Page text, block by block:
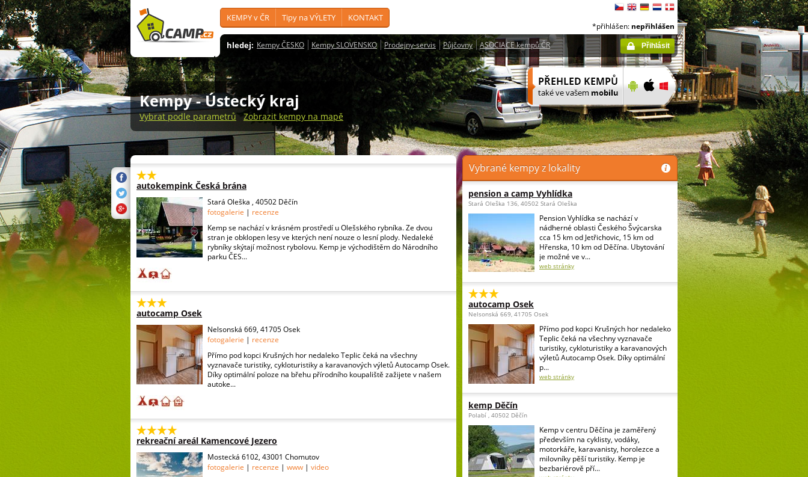
KEMPY v ČR Tipy na VÝLETY KONTAKT
hledej: Kempy ČESKO Kempy SLOVENSKO Prodejny-servis Půjčovny ASOCIACE kempů ČR
*přihlášen: nepřihlášen
Přihlásit
Kempy - Ústecký kraj
Vybrat podle parametrů Zobrazit kempy na mapě
autokempink Česká brána
Stará Oleška , 40502 Děčín
fotogalerie | recenze
Kemp se nachází v krásném prostředí u Olešského rybníka. Ze dvou
stran je obklopen lesy ve kterých není nouze o lesní plody. Nedaleké
rybníky skýtají možnost rybolovu. Kemp je východištěm do Národního
parku ČES...
autocamp Osek
Nelsonská 669, 41705 Osek
fotogalerie | recenze
Přímo pod kopci Krušných hor nedaleko Teplic čeká na všechny
vyznavače turistiky, cykloturistiky a karavanových výletů Autocamp Osek.
Díky optimální poloze na břehu přírodního koupaliště zažijete v našem
autoke...
rekreační areál Kamencové Jezero
Mostecká 6102, 43001 Chomutov
fotogalerie | recenze | www | video
Vybrané kempy z lokality
pension a camp Vyhlídka
Stará Oleška 136, 40502 Stará Oleška
Pension Vyhlídka se nachází v
nádherné oblasti Českého Švýcarska
cca 15 km od Jetřichovic, 15 km od
Hřenska, 10 km od Děčína. Ubytování
je možné ve v...
web stránky
autocamp Osek
Nelsonská 669, 41705 Osek
Přímo pod kopci Krušných hor nedaleko
Teplic čeká na všechny vyznavače
turistiky, cykloturistiky a karavanových
výletů Autocamp Osek. Díky optimální
p...
web stránky
kemp Děčín
Polabí , 40502 Děčín
Kemp v centru Děčína je zaměřený
především na cyklisty, vodáky,
motorkáře, karavanisty, horolezce a
milovníky pěší turistiky. Kemp je
bezbariérově pří...